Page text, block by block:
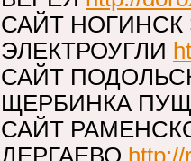
САЙТ
ЭЛЕКТРОУГЛИ
САЙТ
ЩЕРБИНКА
САЙТ
ДЕРГАЕВО